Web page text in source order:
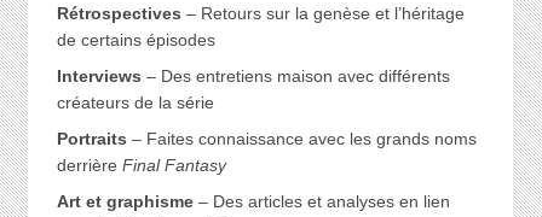
Rétrospectives – Retours sur la genèse et l’héritage
de certains épisodes
Interviews – Des entretiens maison avec différents
créateurs de la série
Portraits – Faites connaissance avec les grands noms
derrière Final Fantasy
Art et graphisme– Des articles et analyses en lien